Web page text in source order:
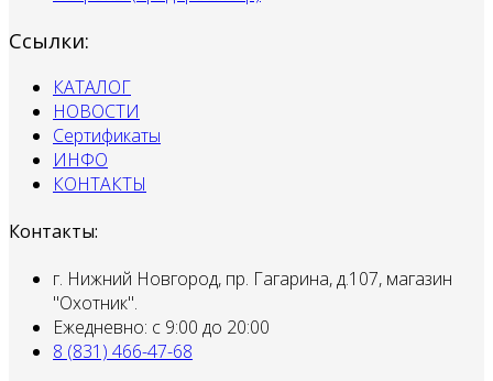
Ссылки:
КАТАЛОГ
НОВОСТИ
Сертификаты
ИНФО
КОНТАКТЫ
Контакты:
г. Нижний Новгород, пр. Гагарина, д.107, магазин
"Охотник".
Ежедневно: с 9:00 до 20:00
8 (831) 466-47-68